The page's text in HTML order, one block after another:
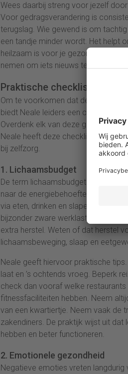
Wees daarbij streng voor jezelf
Voor gedragsverandering is
terugslag. Wie gewend is om
een tandje minder wordt. Het helpt
heilzaam is voor je gezondheid,
nemen om iets nieuws te leren.
Praktische checklist voor
Om te voorkomen dat de leider
biedt Neale leiders een checklist
Overdenk elk van deze gebieden
Neale heeft deze checklist reeds
bij zelfzorg.
1. Lichaamsbudget
De term lichaamsbudget komt van
naar de energiebehoeften van het
via eten, drinken en slapen moet
bijzonder zware werklast of
extra herstel. Weten of dat herstel
lichaamsbeweging, slaap en
Neale geeft hiervoor praktische
laat en ’s ochtends vroeg. Beperk
check dan vooraf welke
fitnessfaciliteiten hebben. Neem
van een kwartiertje. Neem vaak de
zakendiners. De praktijk wijst uit
hebben en beter functioneren.
2. Emotionele gezondheid
Negatieve emoties vreten langdurig